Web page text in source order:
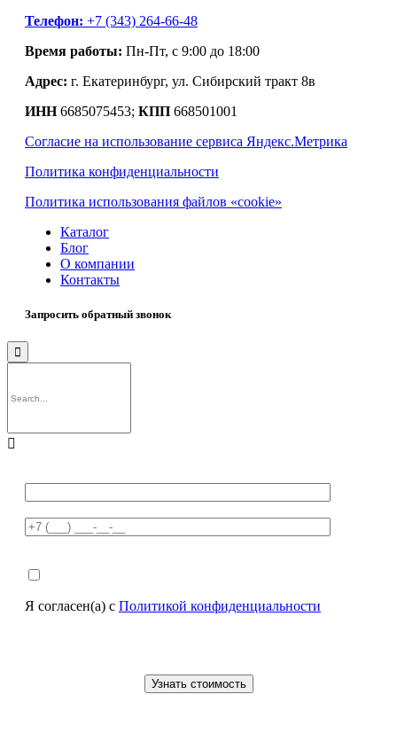
Телефон: +7 (343) 264-66-48
Время работы: Пн-Пт, с 9:00 до 18:00
Адрес: г. Екатеринбург, ул. Сибирский тракт 8в
ИНН6685075453; КПП 668501001
Согласие на использование сервиса Яндекс.Метрика
Политика конфиденциальности
Политика использования файлов «cookie»
Каталог
Блог
О компании
Контакты
Запросить обратный звонок


Я согласен(а) с Политикой конфиденциальности